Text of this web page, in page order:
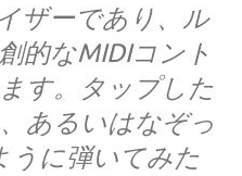
ザーであり、ル
的なMIDIコント
す。タップした
あるいはなぞっ
うに弾いてみた